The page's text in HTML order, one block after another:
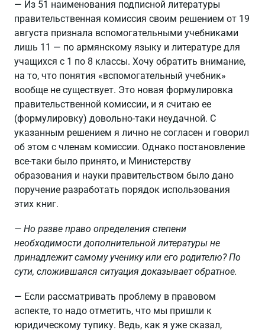
— Из 51 наименования подписной литературы
правительственная комиссия своим решением от 19
августа признала вспомогательными учебниками
лишь 11 — по армянскому языку и литературе для
учащихся с 1 по 8 классы. Хочу обратить внимание,
на то, что понятия «вспомогательный учебник»
вообще не существует. Это новая формулировка
правительственной комиссии, и я считаю ее
(формулировку) довольно-таки неудачной. С
указанным решением я лично не согласен и говорил
об этом с членам комиссии. Однако постановление
все-таки было принято, и Министерству
образования и науки правительством было дано
поручение разработать порядок использования
этих книг.
— Но разве право определения степени
необходимости дополнительной литературы не
принадлежит самому ученику или его родителю? По
сути, сложившаяся ситуация доказывает обратное.
— Если рассматривать проблему в правовом
аспекте, то надо отметить, что мы пришли к
юридическому тупику. Ведь, как я уже сказал,